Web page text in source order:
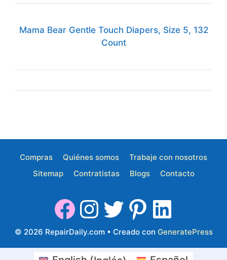
Mama Bear Gentle Touch Diapers, Size 5, 132
Count
Compras Quiénes somos
Trabaje con nosotros
Sitemap
Contratistas Blogs Contacto
© 2026 RepairDaily.com• Creado con GeneratePress